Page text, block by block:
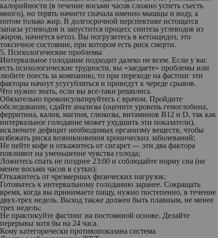
калорийности (в течение восьми часов сложно успеть съесть
много), но терять начнете сначала именно мышцы и воду, а
потом только жир. В долгосрочной перспективе истощатся
запасы углеводов и запустится процесс синтеза углеводов из
жиров, начнется кетоз. Вы погрузитесь в кетоацидоз, это
токсичное состояние, при котором есть риск смерти.
5. Психологические проблемы
Интервальное голодание подходит далеко не всем. Если у вас
есть психологические трудности, вы «заедаете» проблемы или
любите поесть за компанию, то при переходе на фастинг эти
факторы начнут усугубляться и приведут к череде срывов.
Что нужно знать, если вы все-таки решились
Обязательно проконсультируйтесь с врачом. Пройдите
обследование, сдайте анализы (оцените уровень гемоглобина,
ферритина, калия, магния, глюкозы, витаминов B12 и D, так как
интервальное голодание может ухудшить эти показатели),
исключите дефицит необходимых организму веществ, чтобы
избежать риска возникновения хронических заболеваний;
Не пейте кофе и откажитесь от сигарет — эти два фактора
повлияют на уменьшение чувства голода;
Ложитесь спать не позднее 23:00 и соблюдайте норму сна (не
менее восьми часов в сутки);
Откажитесь от чрезмерных физических нагрузок;
Готовьтесь к интервальному голоданию заранее. Сокращать
время, когда вы принимаете пищу, нужно постепенно, в течение
двух-трех недель. Выход также должен быть плавным, не менее
трех недель;
Не практикуйте фастинг на постоянной основе. Делайте
перерывы хотя бы на 24 часа.
Кому категорически противопоказана система